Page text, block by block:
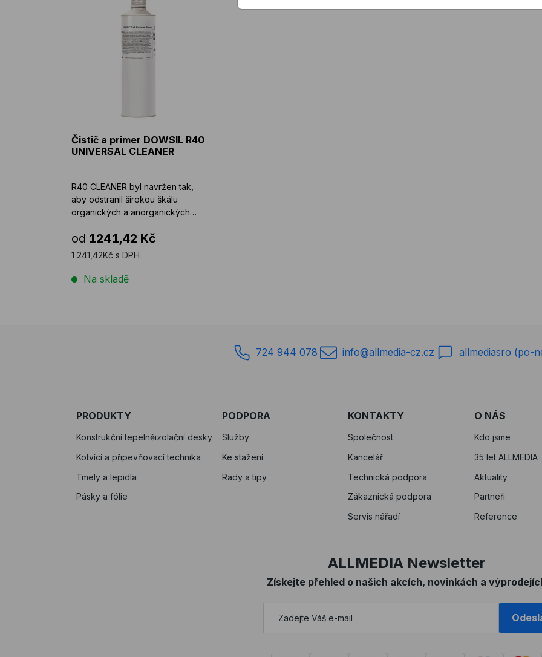
Čistič a primer DOWSIL R40
UNIVERSAL CLEANER
R40 CLEANER byl navržen tak,
aby odstranil širokou škálu
organických a anorganických
od 1241,42 Kč
1 241,42Kč s DPH
Na skladě
724 944 078 info@allmedia-cz.cz allmediasro (po-
PRODUKTY
Konstrukční tepelněizolační desky
Kotvící a připevňovací technika
Tmely a lepidla
Pásky a fólie
PODPORA
Služby
Ke stažení
Rady a tipy
KONTAKTY
Společnost
Kancelář
Technická podpora
Zákaznická podpora
Servis nářadí
O NÁS
Kdo jsme
35 let ALLMEDIA
Aktuality
Partneři
Reference
ALLMEDIA Newsletter
Získejte přehled o našich akcích, novinkách a